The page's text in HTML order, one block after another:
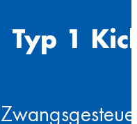
Typ 1